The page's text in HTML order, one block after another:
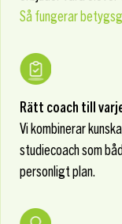
Så fungerar
Rätt coach till
Vi kombinerar
studiecoach som
personligt plan.